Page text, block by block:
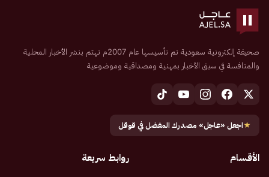
صحيفة إلكترونية سعودية تم تأسيسها عام 2007م تهتم بنشر الأخبار المحلية
والمنافسة في سبق الأخبار بمهنية ومصداقية وموضوعية
★اجعل «عاجل» مصدرك المفضل في قوقل
الأقسام روابط سريعة